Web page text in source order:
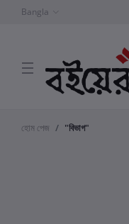
Bangla
হোম পেজ "বিভাগ"